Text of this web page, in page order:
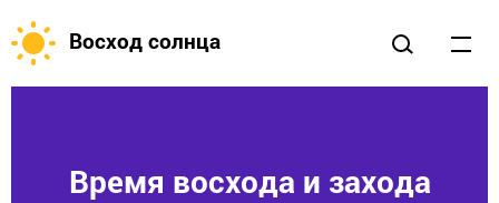
Восход солнца
Время восхода и захода